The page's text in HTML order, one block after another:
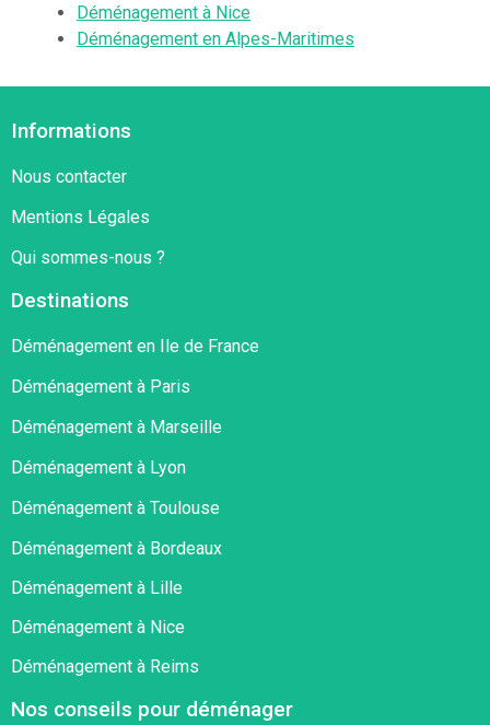
Déménagement à Nice
Déménagement en Alpes-Maritimes
Informations
Nous contacter
Mentions Légales
Qui sommes-nous ?
Destinations
Déménagement en Ile de France
Déménagement à Paris
Déménagement à Marseille
Déménagement à Lyon
Déménagement à Toulouse
Déménagement à Bordeaux
Déménagement à Lille
Déménagement à Nice
Déménagement à Reims
Nos conseils pour déménager